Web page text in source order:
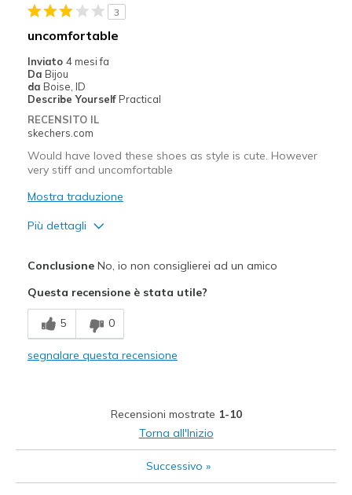
Going Out
Travel
Width
Sizing
View On Shoes
I'm Into Shoes
3
uncomfortable
Inviato 4 mesi fa
Da Bijou
da Boise, ID
Describe Yourself Practical
RECENSITO IL
skechers.com
Would have loved these shoes as style is cute. However
very stiff and uncomfortable
Mostra traduzione
Più dettagli
Stylish
Difetti
Very stiff and uncomfortable
Feels true to size
I'm Into Shoes
ConclusioneNo, io non consiglierei ad un amico
Questa recensione è stata utile?
5 0
segnalare questa recensione
Recensioni mostrate 1-10
Torna all'Inizio
Successivo »